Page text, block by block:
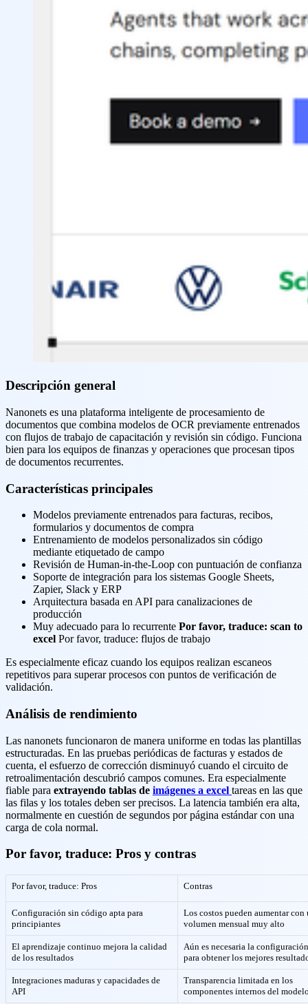
Descripción general
Nanonets es una plataforma inteligente de procesamiento de
documentos que combina modelos de OCR previamente entrenados
con flujos de trabajo de capacitación y revisión sin código. Funciona
bien para los equipos de finanzas y operaciones que procesan tipos
de documentos recurrentes.
Características principales
Modelos previamente entrenados para facturas, recibos,
formularios y documentos de compra
Entrenamiento de modelos personalizados sin código
mediante etiquetado de campo
Revisión de Human-in-the-Loop con puntuación de confianza
Soporte de integración para los sistemas Google Sheets,
Zapier, Slack y ERP
Arquitectura basada en API para canalizaciones de
producción
Muy adecuado para lo recurrente Por favor, traduce: scan to
excel Por favor, traduce: flujos de trabajo
Es especialmente eficaz cuando los equipos realizan escaneos
repetitivos para superar procesos con puntos de verificación de
validación.
Análisis de rendimiento
Las nanonets funcionaron de manera uniforme en todas las plantillas
estructuradas. En las pruebas periódicas de facturas y estados de
cuenta, el esfuerzo de corrección disminuyó cuando el circuito de
retroalimentación descubrió campos comunes. Era especialmente
fiable para extrayendo tablas de imágenes a excel tareas en las que
las filas y los totales deben ser precisos. La latencia también era alta,
normalmente en cuestión de segundos por página estándar con una
carga de cola normal.
Por favor, traduce: Pros y contras
Por favor, traduce: Pros Contras
Configuración sin código apta para
principiantes
Los costos pueden aumentar con
volumen mensual muy alto
El aprendizaje continuo mejora la calidad
de los resultados
Aún es necesaria la
para obtener los mejores
Integraciones maduras y capacidades de
API
Transparencia limitada en los
componentes internos del